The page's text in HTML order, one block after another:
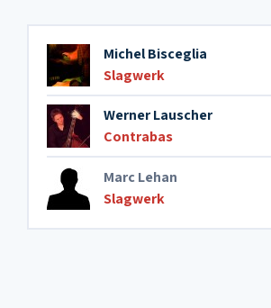
Michel Bisceglia
Slagwerk
Werner Lauscher
Contrabas
Marc Lehan
Slagwerk